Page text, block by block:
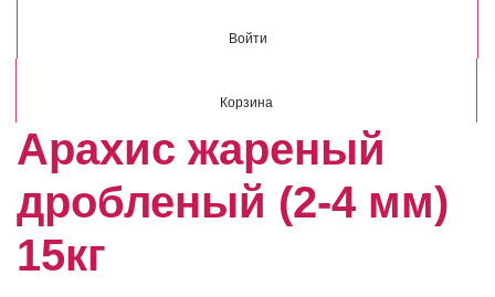
Войти
Корзина
Арахис жареный
дробленый (2-4 мм)
15кг